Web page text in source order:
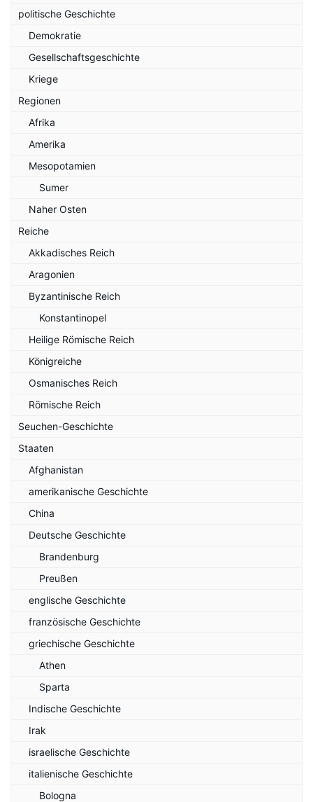
politische Geschichte
Demokratie
Gesellschaftsgeschichte
Kriege
Regionen
Afrika
Amerika
Mesopotamien
Sumer
Naher Osten
Reiche
Akkadisches Reich
Aragonien
Byzantinische Reich
Konstantinopel
Heilige Römische Reich
Königreiche
Osmanisches Reich
Römische Reich
Seuchen-Geschichte
Staaten
Afghanistan
amerikanische Geschichte
China
Deutsche Geschichte
Brandenburg
Preußen
englische Geschichte
französische Geschichte
griechische Geschichte
Athen
Sparta
Indische Geschichte
Irak
israelische Geschichte
italienische Geschichte
Bologna